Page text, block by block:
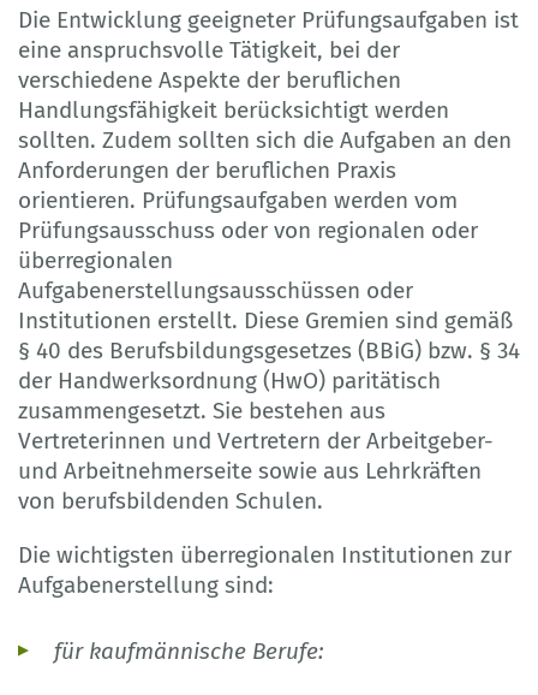
Die Entwicklung geeigneter Prüfungsaufgaben ist
eine anspruchsvolle Tätigkeit, bei der
verschiedene Aspekte der beruflichen
Handlungsfähigkeit berücksichtigt werden
sollten. Zudem sollten sich die Aufgaben an den
Anforderungen der beruflichen Praxis
orientieren. Prüfungsaufgaben werden vom
Prüfungsausschuss oder von regionalen oder
überregionalen
Aufgabenerstellungsausschüssen oder
Institutionen erstellt. Diese Gremien sind gemäß
§ 40 des Berufsbildungsgesetzes (BBiG) bzw. § 34
der Handwerksordnung (HwO) paritätisch
zusammengesetzt. Sie bestehen aus
Vertreterinnen und Vertretern der Arbeitgeber-
und Arbeitnehmerseite sowie aus Lehrkräften
von berufsbildenden Schulen.
Die wichtigsten überregionalen Institutionen zur
Aufgabenerstellung sind:
für kaufmännische Berufe: